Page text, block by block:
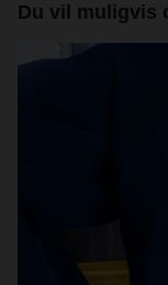
Du vil muligvis